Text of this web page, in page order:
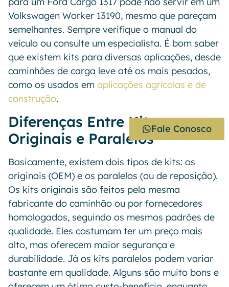
Volkswagen Worker 13190, mesmo que pareçam
semelhantes. Sempre verifique o manual do
veículo ou consulte um especialista. É bom saber
que existem kits para diversas aplicações, desde
caminhões de carga leve até os mais pesados,
como os usados em aplicações agrícolas e de
construção.
Diferenças Entre Kits
Originais e Paralelos
Basicamente, existem dois tipos de kits: os
originais (OEM) e os paralelos (ou de reposição).
Os kits originais são feitos pela mesma
fabricante do caminhão ou por fornecedores
homologados, seguindo os mesmos padrões de
qualidade. Eles costumam ter um preço mais
alto, mas oferecem maior segurança e
durabilidade. Já os kits paralelos podem variar
bastante em qualidade. Alguns são muito bons e
Fale Conosco